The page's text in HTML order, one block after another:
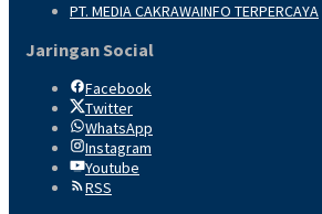
PT. MEDIA CAKRAWAINFO TERPERCAYA
Jaringan Social
Facebook
Twitter
WhatsApp
Instagram
Youtube
RSS